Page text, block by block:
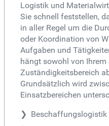
Logistik und
Sie schnell feststellen,
in aller Regel um die
oder Koordination von
Aufgaben und
hängt sowohl von
Zuständigkeitsbereich
Grundsätzlich wird
Einsatzbereichen
Beschaffungslogistik